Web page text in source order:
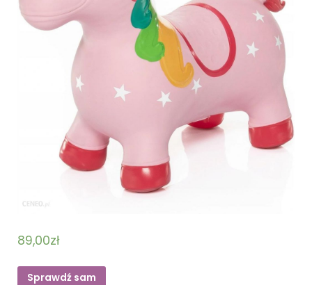
89,00zł
Sprawdź sam